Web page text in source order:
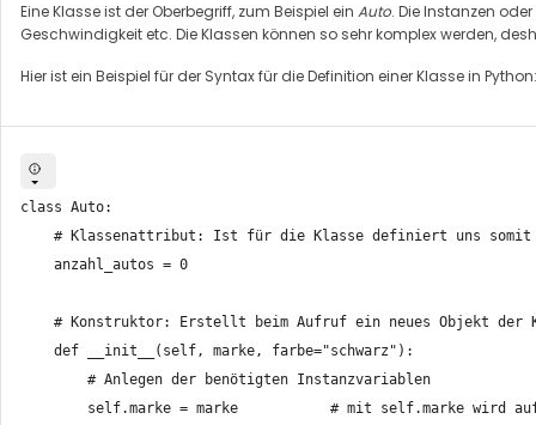
Eine Klasse ist der Oberbegriff, zum Beispiel ein Auto. Die Instanzen
Geschwindigkeit etc. Die Klassen können so sehr komplex werden,
Hier ist ein Beispiel für der Syntax für die Definition einer Klasse in Python:
class Auto:
# Klassenattribut: Ist für die Klasse definiert uns
    anzahl_autos = 0
# Konstruktor: Erstellt beim Aufruf ein neues Objekt
    def __init__(self, marke, farbe="schwarz"):
        # Anlegen der benötigten Instanzvariablen
self.marke = marke           # mit self.marke wird